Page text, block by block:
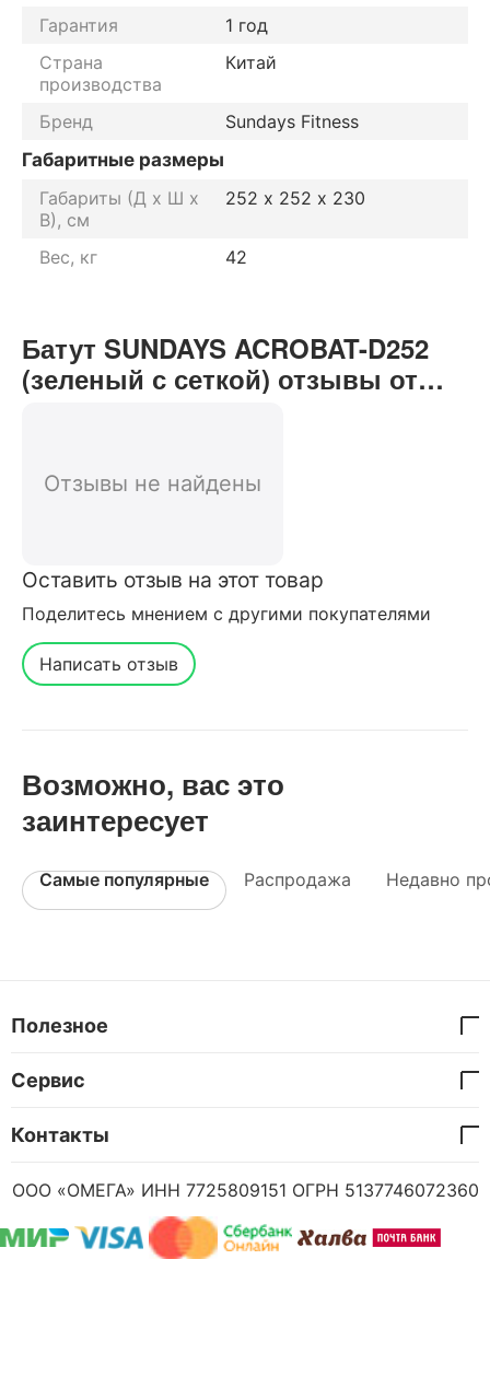
Гарантия
1 год
Страна
производства
Китай
Бренд
Sundays Fitness
Габаритные размеры
Габариты (Д х Ш х
В), см
252 х 252 х 230
Вес, кг 42
Батут SUNDAYS ACROBAT-D252
(зеленый с сеткой) отзывы от
Отзывы не найдены
Оставить отзыв на этот товар
Поделитесь мнением с другими покупателями
Написать отзыв
Возможно, вас это
заинтересует
Самые популярные Распродажа Недавно
Полезное
Сервис
Контакты
ООО «ОМЕГА» ИНН 7725809151 ОГРН 5137746072360